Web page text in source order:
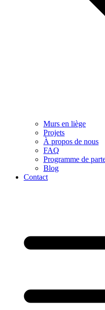
Murs en liège
Projets
À propos de nous
FAQ
Programme de
Blog
Contact